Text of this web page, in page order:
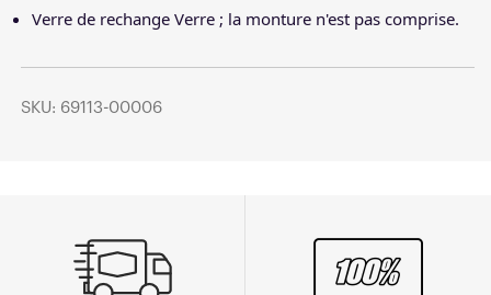
Verre de rechange Verre ; la monture n'est pas comprise.
SKU: 69113-00006